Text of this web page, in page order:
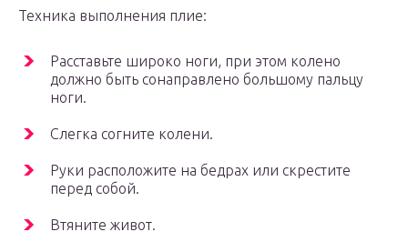
Техника выполнения плие:
Расставьте широко ноги, при этом колено
должно быть сонаправлено большому пальцу
ноги.
Слегка согните колени.
Руки расположите на бедрах или скрестите
перед собой.
Втяните живот.